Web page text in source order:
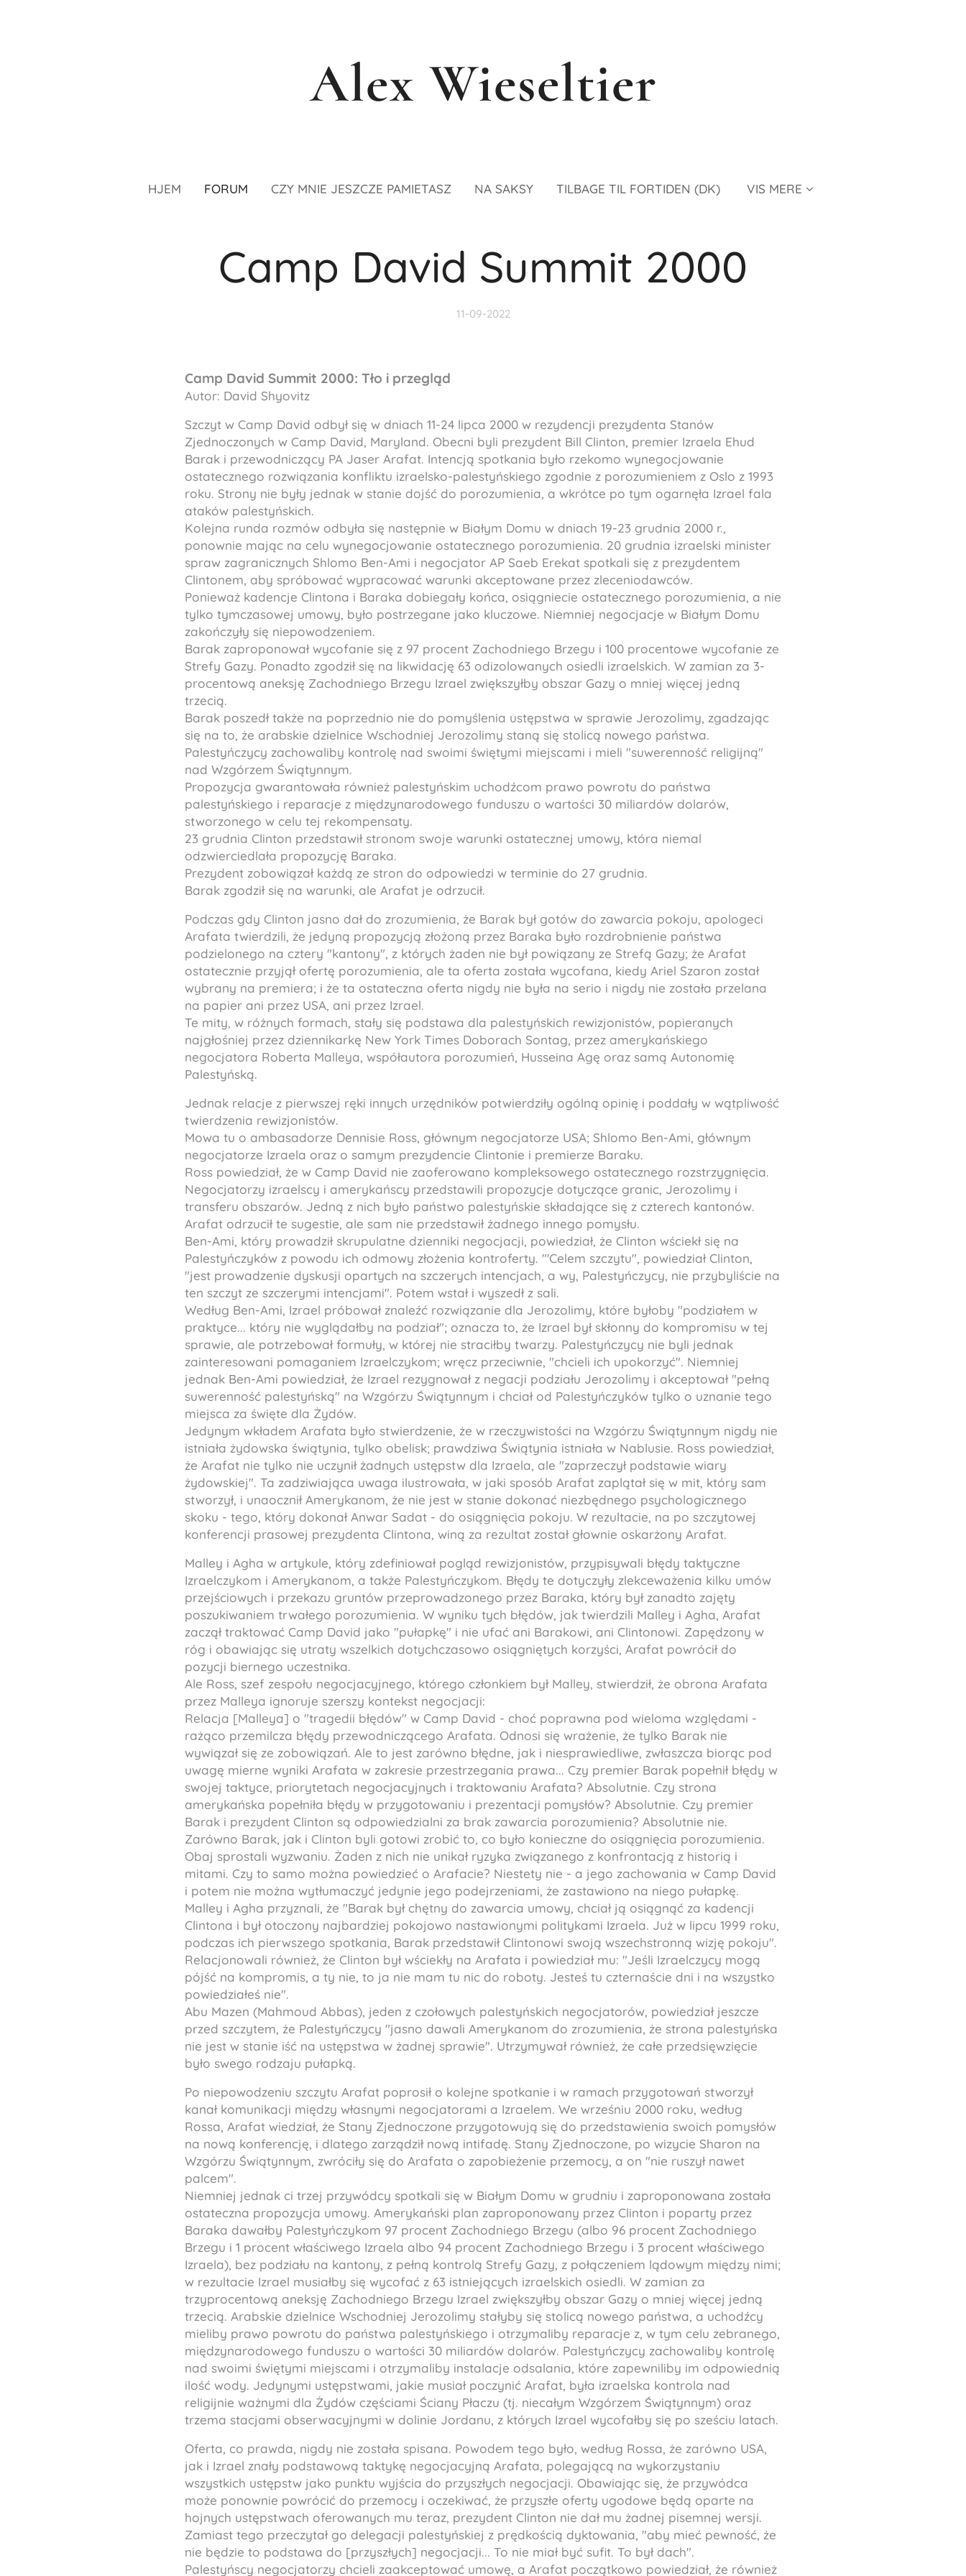
Alex Wieseltier
HJEM FORUM CZY MNIE JESZCZE PAMIETASZ NA SAKSY TILBAGE TIL FORTIDEN (DK) VIS MERE
Camp David Summit 2000
11-09-2022
Camp David Summit 2000: Tło i przegląd
Autor: David Shyovitz
Szczyt w Camp David odbył się w dniach 11-24 lipca 2000 w rezydencji prezydenta Stanów
Zjednoczonych w Camp David, Maryland. Obecni byli prezydent Bill Clinton, premier Izraela Ehud
Barak i przewodniczący PA Jaser Arafat. Intencją spotkania było rzekomo wynegocjowanie
ostatecznego rozwiązania konfliktu izraelsko-palestyńskiego zgodnie z porozumieniem z Oslo z 1993
roku. Strony nie były jednak w stanie dojść do porozumienia, a wkrótce po tym ogarnęła Izrael fala
ataków palestyńskich.
Kolejna runda rozmów odbyła się następnie w Białym Domu w dniach 19-23 grudnia 2000 r.,
ponownie mając na celu wynegocjowanie ostatecznego porozumienia. 20 grudnia izraelski minister
spraw zagranicznych Shlomo Ben-Ami i negocjator AP Saeb Erekat spotkali się z prezydentem
Clintonem, aby spróbować wypracować warunki akceptowane przez zleceniodawców.
Ponieważ kadencje Clintona i Baraka dobiegały końca, osiągniecie ostatecznego porozumienia, a nie
tylko tymczasowej umowy, było postrzegane jako kluczowe. Niemniej negocjacje w Białym Domu
zakończyły się niepowodzeniem.
Barak zaproponował wycofanie się z 97 procent Zachodniego Brzegu i 100 procentowe wycofanie ze
Strefy Gazy. Ponadto zgodził się na likwidację 63 odizolowanych osiedli izraelskich. W zamian za 3-
procentową aneksję Zachodniego Brzegu Izrael zwiększyłby obszar Gazy o mniej więcej jedną
trzecią.
Barak poszedł także na poprzednio nie do pomyślenia ustępstwa w sprawie Jerozolimy, zgadzając
się na to, że arabskie dzielnice Wschodniej Jerozolimy staną się stolicą nowego państwa.
Palestyńczycy zachowaliby kontrolę nad swoimi świętymi miejscami i mieli "suwerenność religijną"
nad Wzgórzem Świątynnym.
Propozycja gwarantowała również palestyńskim uchodźcom prawo powrotu do państwa
palestyńskiego i reparacje z międzynarodowego funduszu o wartości 30 miliardów dolarów,
stworzonego w celu tej rekompensaty.
23 grudnia Clinton przedstawił stronom swoje warunki ostatecznej umowy, która niemal
odzwierciedlała propozycję Baraka.
Prezydent zobowiązał każdą ze stron do odpowiedzi w terminie do 27 grudnia.
Barak zgodził się na warunki, ale Arafat je odrzucił.
Podczas gdy Clinton jasno dał do zrozumienia, że Barak był gotów do zawarcia pokoju, apologeci
Arafata twierdzili, że jedyną propozycją złożoną przez Baraka było rozdrobnienie państwa
podzielonego na cztery "kantony", z których żaden nie był powiązany ze Strefą Gazy; że Arafat
ostatecznie przyjął ofertę porozumienia, ale ta oferta została wycofana, kiedy Ariel Szaron został
wybrany na premiera; i że ta ostateczna oferta nigdy nie była na serio i nigdy nie została przelana
na papier ani przez USA, ani przez Izrael.
Te mity, w różnych formach, stały się podstawa dla palestyńskich rewizjonistów, popieranych
najgłośniej przez dziennikarkę New York Times Doborach Sontag, przez amerykańskiego
negocjatora Roberta Malleya, współautora porozumień, Husseina Agę oraz samą Autonomię
Palestyńską.
Jednak relacje z pierwszej ręki innych urzędników potwierdziły ogólną opinię i poddały w wątpliwość
twierdzenia rewizjonistów.
Mowa tu o ambasadorze Dennisie Ross, głównym negocjatorze USA; Shlomo Ben-Ami, głównym
negocjatorze Izraela oraz o samym prezydencie Clintonie i premierze Baraku.
Ross powiedział, że w Camp David nie zaoferowano kompleksowego ostatecznego rozstrzygnięcia.
Negocjatorzy izraelscy i amerykańscy przedstawili propozycje dotyczące granic, Jerozolimy i
transferu obszarów. Jedną z nich było państwo palestyńskie składające się z czterech kantonów.
Arafat odrzucił te sugestie, ale sam nie przedstawił żadnego innego pomysłu.
Ben-Ami, który prowadził skrupulatne dzienniki negocjacji, powiedział, że Clinton wściekł się na
Palestyńczyków z powodu ich odmowy złożenia kontroferty. "'Celem szczytu", powiedział Clinton,
"jest prowadzenie dyskusji opartych na szczerych intencjach, a wy, Palestyńczycy, nie przybyliście na
ten szczyt ze szczerymi intencjami". Potem wstał i wyszedł z sali.
Według Ben-Ami, Izrael próbował znaleźć rozwiązanie dla Jerozolimy, które byłoby "podziałem w
praktyce... który nie wyglądałby na podział"; oznacza to, że Izrael był skłonny do kompromisu w tej
sprawie, ale potrzebował formuły, w której nie straciłby twarzy. Palestyńczycy nie byli jednak
zainteresowani pomaganiem Izraelczykom; wręcz przeciwnie, "chcieli ich upokorzyć". Niemniej
jednak Ben-Ami powiedział, że Izrael rezygnował z negacji podziału Jerozolimy i akceptował "pełną
suwerenność palestyńską" na Wzgórzu Świątynnym i chciał od Palestyńczyków tylko o uznanie tego
miejsca za święte dla Żydów.
Jedynym wkładem Arafata było stwierdzenie, że w rzeczywistości na Wzgórzu Świątynnym nigdy nie
istniała żydowska świątynia, tylko obelisk; prawdziwa Świątynia istniała w Nablusie. Ross powiedział,
że Arafat nie tylko nie uczynił żadnych ustępstw dla Izraela, ale "zaprzeczył podstawie wiary
żydowskiej". Ta zadziwiająca uwaga ilustrowała, w jaki sposób Arafat zaplątał się w mit, który sam
stworzył, i unaocznił Amerykanom, że nie jest w stanie dokonać niezbędnego psychologicznego
skoku - tego, który dokonał Anwar Sadat - do osiągnięcia pokoju. W rezultacie, na po szczytowej
konferencji prasowej prezydenta Clintona, winą za rezultat został głownie oskarżony Arafat.
Malley i Agha w artykule, który zdefiniował pogląd rewizjonistów, przypisywali błędy taktyczne
Izraelczykom i Amerykanom, a także Palestyńczykom. Błędy te dotyczyły zlekceważenia kilku umów
przejściowych i przekazu gruntów przeprowadzonego przez Baraka, który był zanadto zajęty
poszukiwaniem trwałego porozumienia. W wyniku tych błędów, jak twierdzili Malley i Agha, Arafat
zaczął traktować Camp David jako "pułapkę" i nie ufać ani Barakowi, ani Clintonowi. Zapędzony w
róg i obawiając się utraty wszelkich dotychczasowo osiągniętych korzyści, Arafat powrócił do
pozycji biernego uczestnika.
Ale Ross, szef zespołu negocjacyjnego, którego członkiem był Malley, stwierdził, że obrona Arafata
przez Malleya ignoruje szerszy kontekst negocjacji:
Relacja [Malleya] o "tragedii błędów" w Camp David - choć poprawna pod wieloma względami -
rażąco przemilcza błędy przewodniczącego Arafata. Odnosi się wrażenie, że tylko Barak nie
wywiązał się ze zobowiązań. Ale to jest zarówno błędne, jak i niesprawiedliwe, zwłaszcza biorąc pod
uwagę mierne wyniki Arafata w zakresie przestrzegania prawa... Czy premier Barak popełnił błędy w
swojej taktyce, priorytetach negocjacyjnych i traktowaniu Arafata? Absolutnie. Czy strona
amerykańska popełniła błędy w przygotowaniu i prezentacji pomysłów? Absolutnie. Czy premier
Barak i prezydent Clinton są odpowiedzialni za brak zawarcia porozumienia? Absolutnie nie.
Zarówno Barak, jak i Clinton byli gotowi zrobić to, co było konieczne do osiągnięcia porozumienia.
Obaj sprostali wyzwaniu. Żaden z nich nie unikał ryzyka związanego z konfrontacją z historią i
mitami. Czy to samo można powiedzieć o Arafacie? Niestety nie - a jego zachowania w Camp David
i potem nie można wytłumaczyć jedynie jego podejrzeniami, że zastawiono na niego pułapkę.
Malley i Agha przyznali, że "Barak był chętny do zawarcia umowy, chciał ją osiągnąć za kadencji
Clintona i był otoczony najbardziej pokojowo nastawionymi politykami Izraela. Już w lipcu 1999 roku,
podczas ich pierwszego spotkania, Barak przedstawił Clintonowi swoją wszechstronną wizję pokoju".
Relacjonowali również, że Clinton był wściekły na Arafata i powiedział mu: "Jeśli Izraelczycy mogą
pójść na kompromis, a ty nie, to ja nie mam tu nic do roboty. Jesteś tu czternaście dni i na wszystko
powiedziałeś nie".
Abu Mazen (Mahmoud Abbas), jeden z czołowych palestyńskich negocjatorów, powiedział jeszcze
przed szczytem, że Palestyńczycy "jasno dawali Amerykanom do zrozumienia, że strona palestyńska
nie jest w stanie iść na ustępstwa w żadnej sprawie". Utrzymywał również, że całe przedsięwzięcie
było swego rodzaju pułapką.
Po niepowodzeniu szczytu Arafat poprosił o kolejne spotkanie i w ramach przygotowań stworzył
kanał komunikacji między własnymi negocjatorami a Izraelem. We wrześniu 2000 roku, według
Rossa, Arafat wiedział, że Stany Zjednoczone przygotowują się do przedstawienia swoich pomysłów
na nową konferencję, i dlatego zarządził nową intifadę. Stany Zjednoczone, po wizycie Sharon na
Wzgórzu Świątynnym, zwróciły się do Arafata o zapobieżenie przemocy, a on "nie ruszył nawet
palcem".
Niemniej jednak ci trzej przywódcy spotkali się w Białym Domu w grudniu i zaproponowana została
ostateczna propozycja umowy. Amerykański plan zaproponowany przez Clinton i poparty przez
Baraka dawałby Palestyńczykom 97 procent Zachodniego Brzegu (albo 96 procent Zachodniego
Brzegu i 1 procent właściwego Izraela albo 94 procent Zachodniego Brzegu i 3 procent właściwego
Izraela), bez podziału na kantony, z pełną kontrolą Strefy Gazy, z połączeniem lądowym między nimi;
w rezultacie Izrael musiałby się wycofać z 63 istniejących izraelskich osiedli. W zamian za
trzyprocentową aneksję Zachodniego Brzegu Izrael zwiększyłby obszar Gazy o mniej więcej jedną
trzecią. Arabskie dzielnice Wschodniej Jerozolimy stałyby się stolicą nowego państwa, a uchodźcy
mieliby prawo powrotu do państwa palestyńskiego i otrzymaliby reparacje z, w tym celu zebranego,
międzynarodowego funduszu o wartości 30 miliardów dolarów. Palestyńczycy zachowaliby kontrolę
nad swoimi świętymi miejscami i otrzymaliby instalacje odsalania, które zapewniliby im odpowiednią
ilość wody. Jedynymi ustępstwami, jakie musiał poczynić Arafat, była izraelska kontrola nad
religijnie ważnymi dla Żydów częściami Ściany Płaczu (tj. niecałym Wzgórzem Świątynnym) oraz
trzema stacjami obserwacyjnymi w dolinie Jordanu, z których Izrael wycofałby się po sześciu latach.
Oferta, co prawda, nigdy nie została spisana. Powodem tego było, według Rossa, że zarówno USA,
jak i Izrael znały podstawową taktykę negocjacyjną Arafata, polegającą na wykorzystaniu
wszystkich ustępstw jako punktu wyjścia do przyszłych negocjacji. Obawiając się, że przywódca
może ponownie powrócić do przemocy i oczekiwać, że przyszłe oferty ugodowe będą oparte na
hojnych ustępstwach oferowanych mu teraz, prezydent Clinton nie dał mu żadnej pisemnej wersji.
Zamiast tego przeczytał go delegacji palestyńskiej z prędkością dyktowania, "aby mieć pewność, że
nie będzie to podstawa do [przyszłych] negocjacji... To nie miał być sufit. To był dach".
Palestyńscy negocjatorzy chcieli zaakceptować umowę, a Arafat początkowo powiedział, że również